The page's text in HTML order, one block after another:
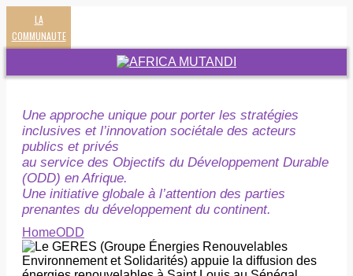
LA
COMMUNAUTE
Une approche unique pour porter les stratégies
inclusives et l’innovation sociétale des acteurs
publics et privés
au service des Objectifs du Développement Durable
(ODD) en Afrique.
Une initiative globale à l’attention des parties
prenantes du développement du continent.
HomeODD